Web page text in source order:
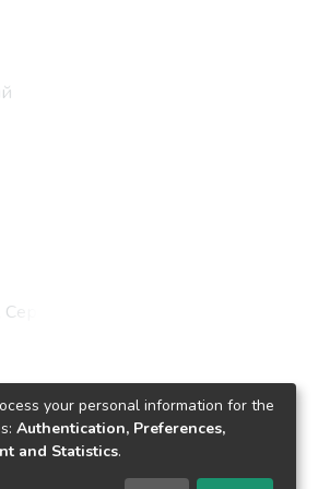
your personal information for the
Authentication, Preferences,
and Statistics.